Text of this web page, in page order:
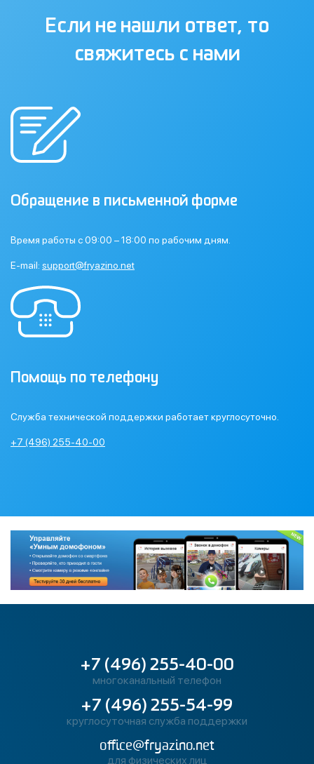
Если не нашли ответ, то
свяжитесь с нами
Обращение в письменной форме
Время работы с 09:00 – 18:00 по рабочим дням.
E-mail: support@fryazino.net
Помощь по телефону
Служба технической поддержки работает круглосуточно.
+7 (496) 255-40-00
+7 (496) 255-40-00
многоканальный телефон
+7 (496) 255-54-99
круглосуточная служба поддержки
office@fryazino.net
для физических лиц